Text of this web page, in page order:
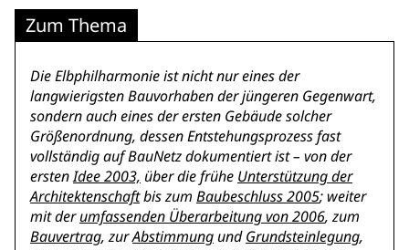
Zum Thema
Die Elbphilharmonie ist nicht nur eines der
langwierigsten Bauvorhaben der jüngeren Gegenwart,
sondern auch eines der ersten Gebäude solcher
Größenordnung, dessen Entstehungsprozess fast
vollständigauf BauNetz dokumentiert ist – von der
erstenIdee 2003, über die frühe Unterstützung der
Architektenschaftbis zum Baubeschluss 2005; weiter
mit derumfassenden Überarbeitung von 2006, zum
Bauvertrag, zurAbstimmung undGrundsteinlegung,